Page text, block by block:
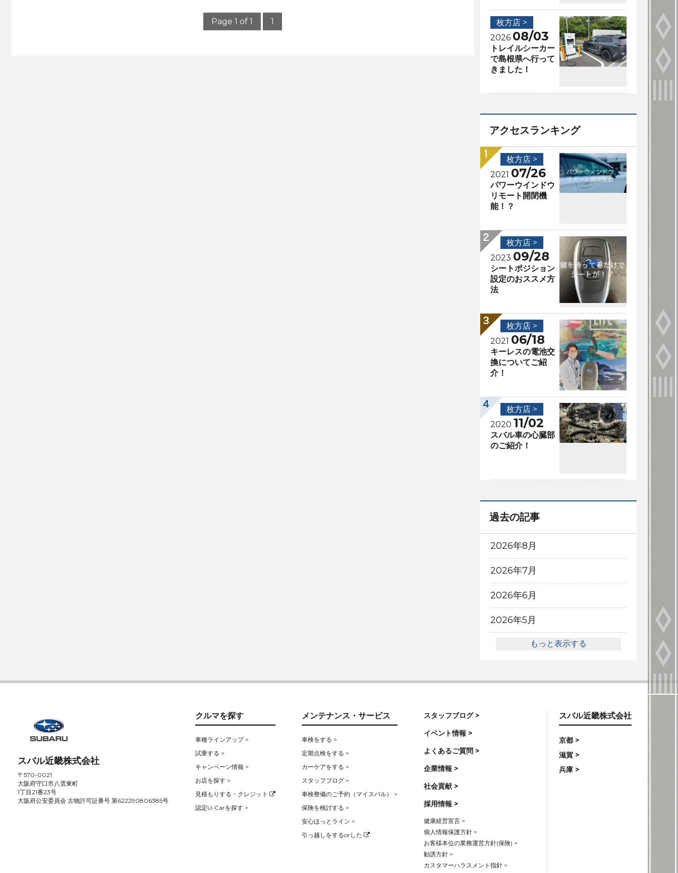
Page 1 of 1 1
枚方店 >
2026 08/03
トレイルシーカー
で島根県へ行って
きました！
アクセスランキング
枚方店 >
2021 07/26
パワーウインドウ
リモート開閉機
能！？
枚方店 >
2023 09/28
シートポジション
設定のおススメ方
法
枚方店 >
2021 06/18
キーレスの電池交
換についてご紹
介！
枚方店 >
2020 11/02
スバル車の心臓部
のご紹介！
過去の記事
2026年8月
2026年7月
2026年6月
2026年5月
もっと表示する
スバル近畿株式会社
〒570-0021
大阪府守口市八雲東町
1丁目21番23号
大阪府公安委員会 古物許可証番号 第622290806385号
クルマを探す
車種ラインアップ >
試乗する >
キャンペーン情報 >
お店を探す >
見積もりする・クレジット
認定U-Carを探す >
メンテナンス・サービス
車検をする >
定期点検をする >
カーケアをする >
スタッフブログ >
車検整備のご予約（マイスバル） >
保険を検討する >
安心ほっとライン >
引っ越しをするorした
スタッフブログ >
イベント情報 >
よくあるご質問 >
企業情報 >
社会貢献 >
採用情報 >
健康経営宣言 >
個人情報保護方針 >
お客様本位の業務運営方針(保険) >
勧誘方針 >
カスタマーハラスメント指針 >
スバル近畿株式会社
京都 >
滋賀 >
兵庫 >